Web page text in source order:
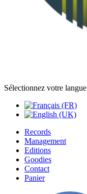
Sélectionnez votre langue
Records
Management
Editions
Goodies
Contact
Panier